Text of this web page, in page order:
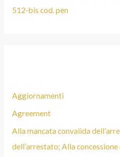
512-bis cod. pen
Aggiornamenti
Agreement
Alla mancata convalida
dell’arrestato; Alla